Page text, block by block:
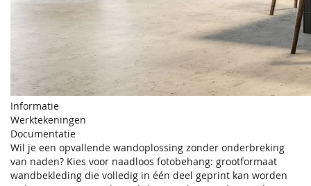
Informatie
Werktekeningen
Documentatie
Wil je een opvallende wandoplossing zonder onderbreking
van naden? Kies voor naadloos fotobehang: grootformaat
wandbekleding die volledig in één deel geprint kan worden